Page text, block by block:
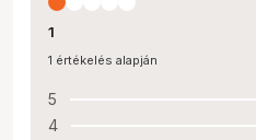
1
1 értékelés alapján
5
4